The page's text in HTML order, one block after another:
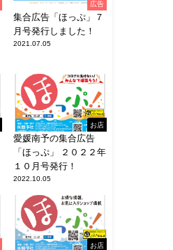
広告
集合広告「ほっぷ」７
月号発行しました！
2021.07.05
お店
愛媛南予の集合広告
「ほっぷ」 ２０２２年
１０月号発行！
2022.10.05
お店